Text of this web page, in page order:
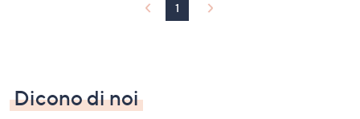
1
Dicono di noi